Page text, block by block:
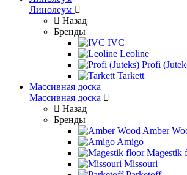
Линолеум
Назад
Бренды
IVC
Leoline
Profi
Tarkett
Массивная доска
Массивная доска
Назад
Бренды
Amber
Amigo
Magestik
Missouri